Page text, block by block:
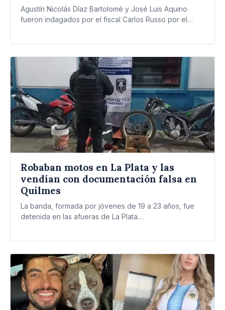
Agustín Nicolás Díaz Bartolomé y José Luis Aquino
fueron indagados por el fiscal Carlos Russo por el
Robaban motos en La Plata y las
vendían con documentación falsa en
Quilmes
La banda, formada por jóvenes de 19 a 23 años, fue
detenida en las afueras de La Plata…